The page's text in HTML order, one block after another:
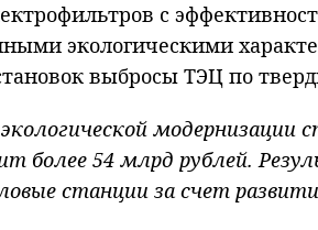
с
экологическими
выбросы ТЭЦ по
модернизации
более 54 млрд рублей.
станции за счет